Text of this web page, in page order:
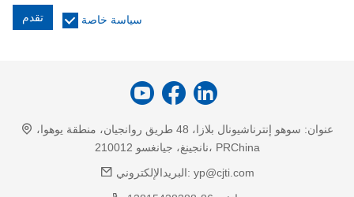
تقدم سياسة خاصة
عنوان:
سوهو إنترناشيونال بلازا، 48 طريق روانجيان، منطقة يوهوا،
نانجينغ، جيانغسو 210012، PRChina
البريدالإلكتروني: yp@cjti.com